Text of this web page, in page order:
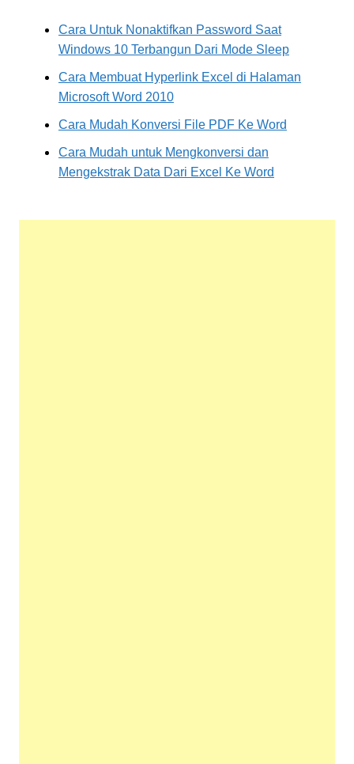
Cara Untuk Nonaktifkan Password Saat
Windows 10 Terbangun Dari Mode Sleep
Cara Membuat Hyperlink Excel di Halaman
Microsoft Word 2010
Cara Mudah Konversi File PDF Ke Word
Cara Mudah untuk Mengkonversi dan
Mengekstrak Data Dari Excel Ke Word